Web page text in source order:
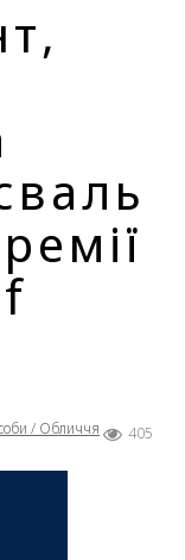
/ Обличчя 405